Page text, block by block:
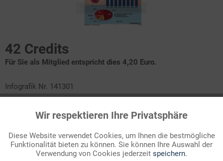
42 Credits
Für Sie als Mitglied entspricht dies 4,20 Euro.
Infografik Nr. 141301
erweiterte Zustimmungsregelung: Wer dazu bereit ist, muss
dem zu Lebzeiten zugestimmt haben. Fehlt eine entsprechende
Willensäußerung, dürfen die Hinterbliebenen entscheiden.
Besser, man klärt das rechtzeitig: Seit 2024 gibt es das Register
Funktionale Aktiv
Marketing Inaktiv
Wir respektieren Ihre Privatsphäre
Diese Website verwendet Cookies, um Ihnen die bestmögliche
Funktionalität bieten zu können. Sie können Ihre Auswahl der
Verwendung von Cookies jederzeit speichern.